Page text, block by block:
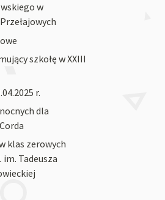
w
szkołę w XXIII
r.
dla
klas zerowych
im. Tadeusza